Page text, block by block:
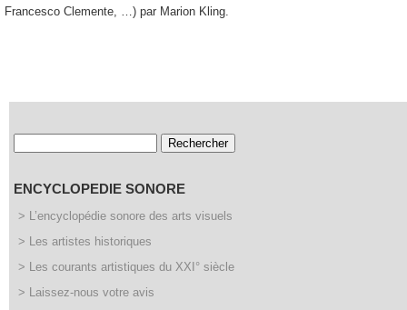
Francesco Clemente, …) par Marion Kling.
ENCYCLOPEDIE SONORE
> L’encyclopédie sonore des arts visuels
> Les artistes historiques
> Les courants artistiques du XXI° siècle
> Laissez-nous votre avis